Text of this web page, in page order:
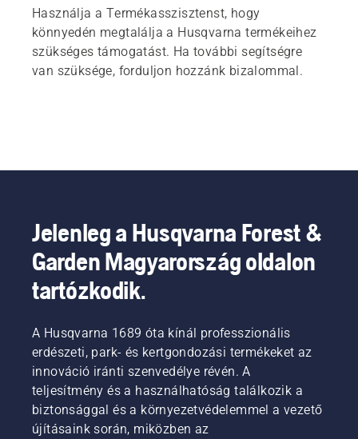
Használja a Termékasszisztenst, hogy
könnyedén megtalálja a Husqvarna termékeihez
szükséges támogatást. Ha további segítségre
van szüksége, forduljon hozzánk bizalommal.
Jelenleg a Husqvarna Forest &
Garden Magyarország oldalon
tartózkodik.
A Husqvarna 1689 óta kínál professzionális
erdészeti, park- és kertgondozási termékeket az
innováció iránti szenvedélye révén. A
teljesítmény és a használhatóság találkozik a
biztonsággal és a környezetvédelemmel a vezető
újításaink során, miközben az